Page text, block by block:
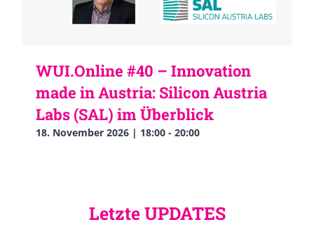
WUI.Online #40 – Innovation
made in Austria: Silicon Austria
Labs (SAL) im Überblick
18. November 2026 | 18:00 - 20:00
Letzte UPDATES